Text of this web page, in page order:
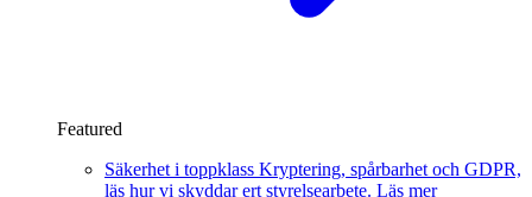
Featured
Säkerhet i toppklass Kryptering, spårbarhet och GDPR,
läs hur vi skyddar ert styrelsearbete. Läs mer